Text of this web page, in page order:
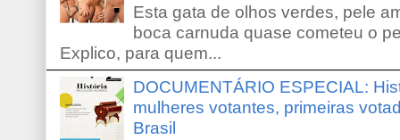
Esta gata de olhos verdes, pele
boca carnuda quase cometeu o
Explico, para quem...
DOCUMENTÁRIO ESPECIAL:
mulheres votantes, primeiras
Brasil